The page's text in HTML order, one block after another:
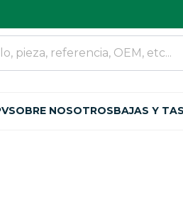
SOBRE NOSOTROSBAJAS Y